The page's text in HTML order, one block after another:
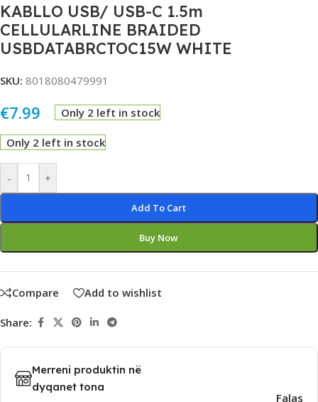
KABLLO USB/ USB-C 1.5m
CELLULARLINE BRAIDED
USBDATABRCTOC15W WHITE
SKU: 8018080479991
€7.99 Only 2 left in stock
Only 2 left in stock
- +
Add To Cart
Buy Now
Alternative:
Compare Add to wishlist
Share:
Merreni produktin në
dyqanet tona
Falas